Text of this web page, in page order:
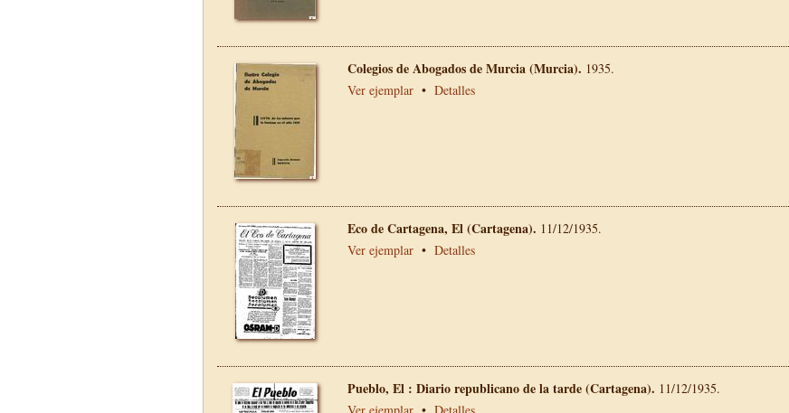
Colegios de Abogados de Murcia (Murcia). 1935.
Ver ejemplar • Detalles
Eco de Cartagena, El (Cartagena). 11/12/1935.
Ver ejemplar • Detalles
Pueblo, El : Diario republicano de la tarde (Cartagena). 11/12/1935.